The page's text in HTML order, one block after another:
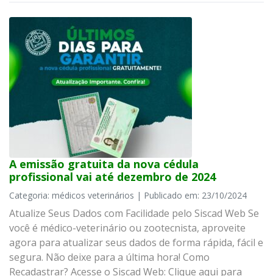
A emissão gratuita da nova cédula
profissional vai até dezembro de 2024
Categoria: médicos veterinários | Publicado em: 23/10/2024
Atualize Seus Dados com Facilidade pelo Siscad Web Se
você é médico-veterinário ou zootecnista, aproveite
agora para atualizar seus dados de forma rápida, fácil e
segura. Não deixe para a última hora! Como
Recadastrar? Acesse o Siscad Web: Clique aqui para